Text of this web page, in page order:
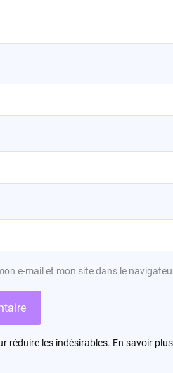
e-mail et mon site dans le
réduire les indésirables. En savoir